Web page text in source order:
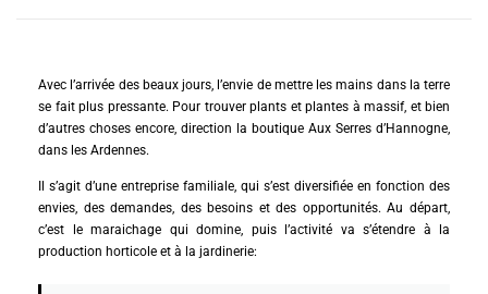
Avec l’arrivée des beaux jours, l’envie de mettre les mains dans la terre
se fait plus pressante. Pour trouver plants et plantes à massif, et bien
d’autres choses encore, direction la boutique Aux Serres d’Hannogne,
dans les Ardennes.
Il s’agit d’une entreprise familiale, qui s’est diversifiée en fonction des
envies, des demandes, des besoins et des opportunités. Au départ,
c’est le maraichage qui domine, puis l’activité va s’étendre à la
production horticole et à la jardinerie: